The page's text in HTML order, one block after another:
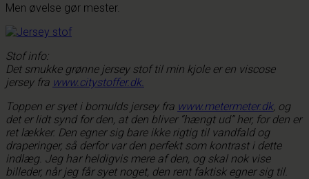
Men øvelse gør mester.
Stof info:
Det smukke grønne jersey stof til min kjole er en viscose
jersey fra www.citystoffer.dk.
Toppen er syet i bomulds jersey fra www.metermeter.dk, og
det er lidt synd for den, at den bliver “hængt ud” her, for den er
ret lækker. Den egner sig bare ikke rigtig til vandfald og
draperinger, så derfor var den perfekt som kontrast i dette
indlæg. Jeg har heldigvis mere af den, og skal nok vise
billeder, når jeg får syet noget, den rent faktisk egner sig til.